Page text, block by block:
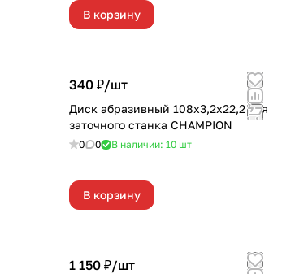
В корзину
340 ₽/шт
Диск абразивный 108х3,2х22,2 для
заточного станка CHAMPION
0 0 В наличии: 10 шт
В корзину
1 150 ₽/шт